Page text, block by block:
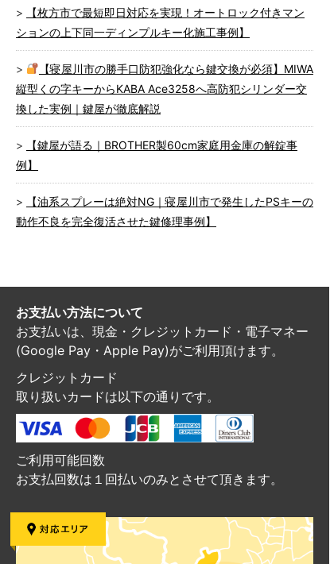
【枚方市で最短即日対応を実現！オートロック付きマン
ションの上下同一ディンプルキー化施工事例】
【寝屋川市の勝手口防犯強化なら鍵交換が必須】MIWA
縦型くの字キーからKABA Ace3258へ高防犯シリンダー交
換した実例｜鍵屋が徹底解説
【鍵屋が語る｜BROTHER製60cm家庭用金庫の解錠事
例】
【油系スプレーは絶対NG｜寝屋川市で発生したPSキーの
動作不良を完全復活させた鍵修理事例】
お支払い方法について
お支払いは、現金・クレジットカード・電子マネー
(Google Pay・Apple Pay)がご利用頂けます。
クレジットカード
取り扱いカードは以下の通りです。
ご利用可能回数
お支払回数は１回払いのみとさせて頂きます。